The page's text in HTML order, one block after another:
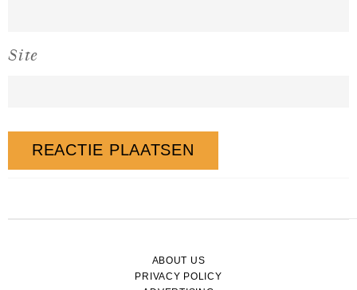
Site
ABOUT US
PRIVACY POLICY